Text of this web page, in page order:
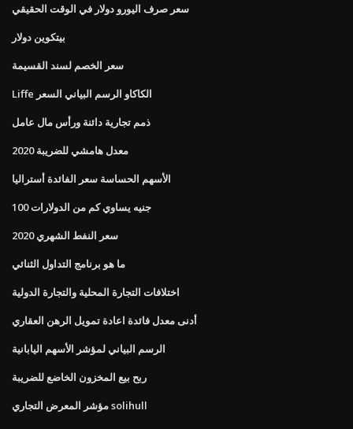
سعر صرف اليورو دولار في الوقت الحقيقي
بيتكوين دولار
سعر الخصم لسند القسيمة
Liffe الكاكاو الرسم البياني السعر
ذمم تجارية دائنة ورأس مال عامل
معدل هامشي للضريبة 2020
الأسهم الحساسة سعر الفائدة أستراليا
100 جنيه يساوي كم من الدولارات
سعر النفط الشهري 2020
ما هو برنامج التداول الثنائي
اختلافات التجارة المحلية والتجارة الدولية
أدنى معدل فائدة اعادة تمويل الرهن العقاري
الرسم البياني لمؤشر الأسهم اليابانية
ربح بيع المخزون الخاضع للضريبة
مؤشر المعرض التجاري solihull